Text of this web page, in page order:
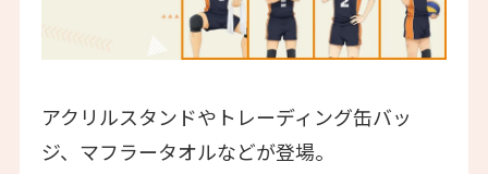
アクリルスタンドやトレーディング缶バッ
ジ、マフラータオルなどが登場。